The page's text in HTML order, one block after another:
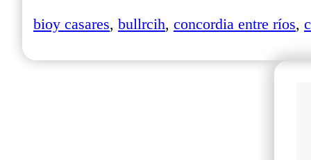
bioy casares, bullrcih, concordia entre ríos,